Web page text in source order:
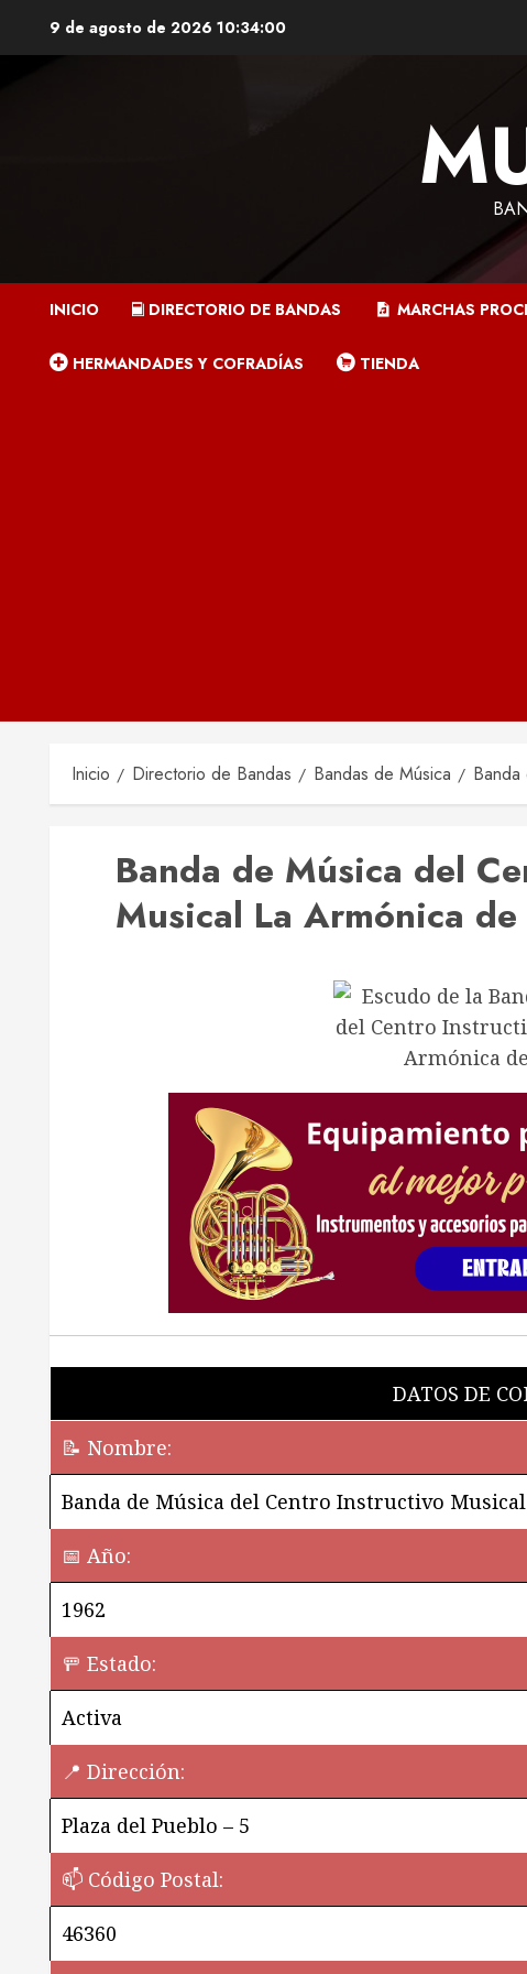
9 de agosto de 2026 10:34:01
INICIO DIRECTORIO DE BANDAS MARCHAS
HERMANDADES Y COFRADÍAS TIENDA
Inicio Directorio de Bandas Bandas de Música
Banda de Música del
Musical La Armónica
DATOS DE
📝 Nombre:
Banda de Música del Centro Instructivo
📅 Año:
1962
🚥 Estado:
Activa
📍 Dirección:
Plaza del Pueblo – 5
📫 Código Postal:
46360